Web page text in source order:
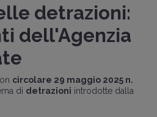
detrazioni:
dell'Agenzia
circolare 29 maggio 2025 n.
di detrazioni introdotte dalla